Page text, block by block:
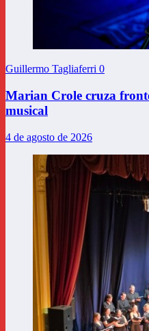
Guillermo Tagliaferri 0
Marian Crole cruza
musical
4 de agosto de 2026